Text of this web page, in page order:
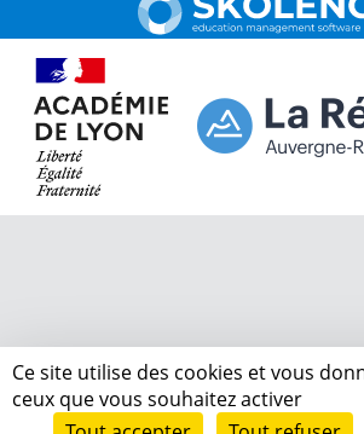
Ce site utilise des cookies et vous
ceux que vous souhaitez activer